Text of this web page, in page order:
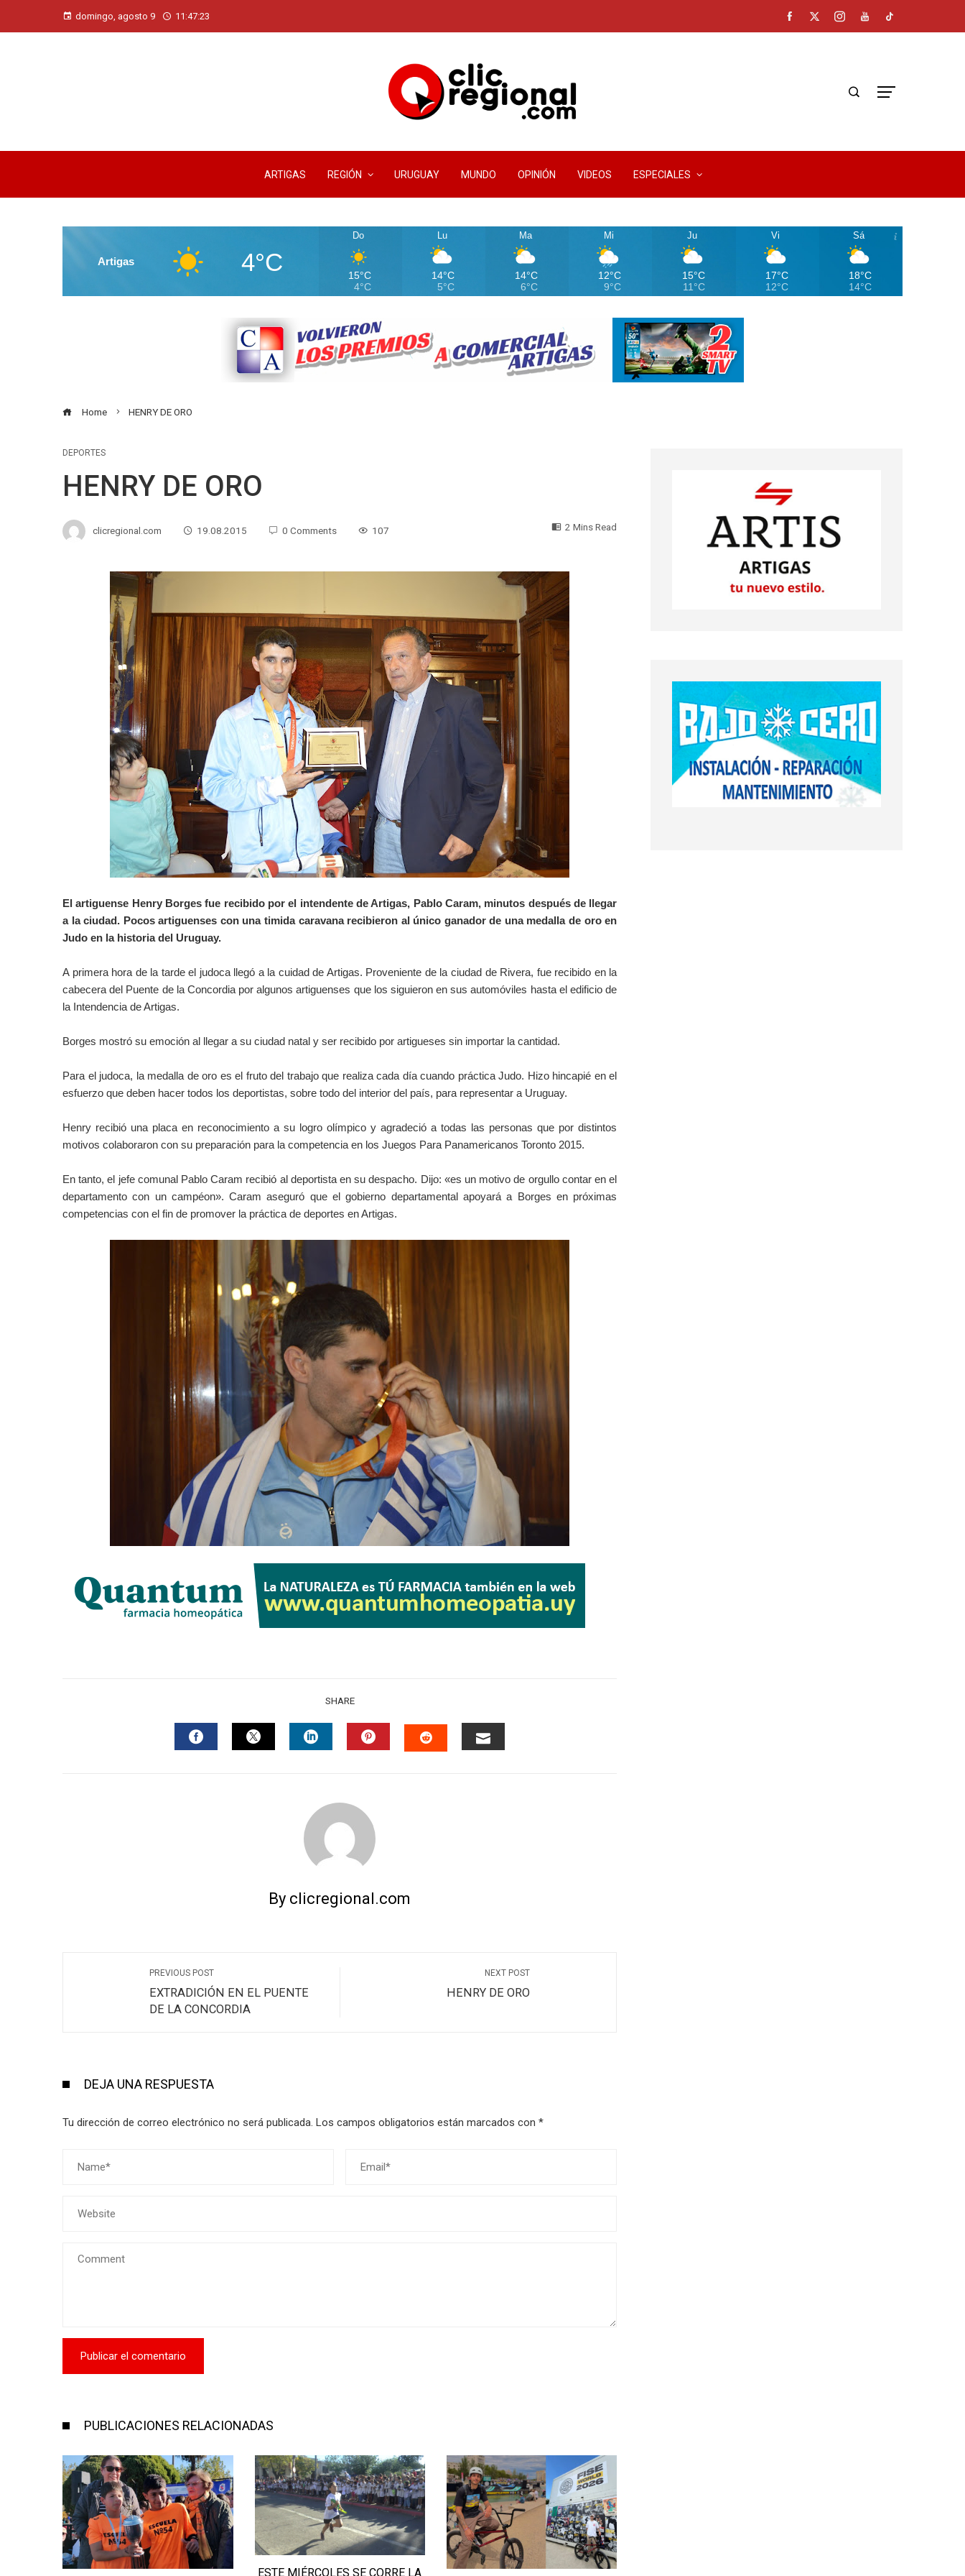
domingo, agosto 9 11:47:24
ARTIGAS REGIÓN URUGUAY MUNDO OPINIÓN VIDEOS ESPECIALES
Artigas 4°C
Do
15°C
4°C
Lu
14°C
5°C
Ma
14°C
6°C
Mi
12°C
9°C
Ju
15°C
11°C
Vi
17°C
12°C
Sá
18°C
14°C
Home HENRY DE ORO
DEPORTES
HENRY DE ORO
clicregional.com 19.08.2015 0 Comments 107 2 Mins Read
El artiguense Henry Borges fue recibido por el intendente de Artigas, Pablo Caram, minutos después de llegar
a la ciudad. Pocos artiguenses con una timida caravana recibieron al único ganador de una medalla de oro en
Judo en la historia del Uruguay.
A primera hora de la tarde el judoca llegó a la cuidad de Artigas. Proveniente de la ciudad de Rivera, fue recibido en la
cabecera del Puente de la Concordia por algunos artiguenses que los siguieron en sus automóviles hasta el edificio de
la Intendencia de Artigas.
Borges mostró su emoción al llegar a su ciudad natal y ser recibido por artigueses sin importar la cantidad.
Para el judoca, la medalla de oro es el fruto del trabajo que realiza cada día cuando práctica Judo. Hizo hincapié en el
esfuerzo que deben hacer todos los deportistas, sobre todo del interior del país, para representar a Uruguay.
Henry recibió una placa en reconocimiento a su logro olímpico y agradeció a todas las personas que por distintos
motivos colaboraron con su preparación para la competencia en los Juegos Para Panamericanos Toronto 2015.
En tanto, el jefe comunal Pablo Caram recibió al deportista en su despacho. Dijo: «es un motivo de orgullo contar en el
departamento con un campéon». Caram aseguró que el gobierno departamental apoyará a Borges en próximas
competencias con el fin de promover la práctica de deportes en Artigas.
SHARE
By clicregional.com
PREVIOUS POST
EXTRADICIÓN EN EL PUENTE
DE LA CONCORDIA
NEXT POST
HENRY DE ORO
DEJA UNA RESPUESTA
Tu dirección de correo electrónico no será publicada. Los campos obligatorios están marcados con *
PUBLICACIONES RELACIONADAS
ESTE MIÉRCOLES SE CORRE LA